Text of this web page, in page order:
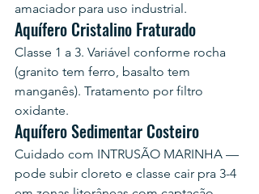
amaciador para uso industrial.
Aquífero Cristalino Fraturado
Classe 1 a 3. Variável conforme rocha
(granito tem ferro, basalto tem
manganês). Tratamento por filtro
oxidante.
Aquífero Sedimentar Costeiro
Cuidado com INTRUSÃO MARINHA —
pode subir cloreto e classe cair pra 3-4